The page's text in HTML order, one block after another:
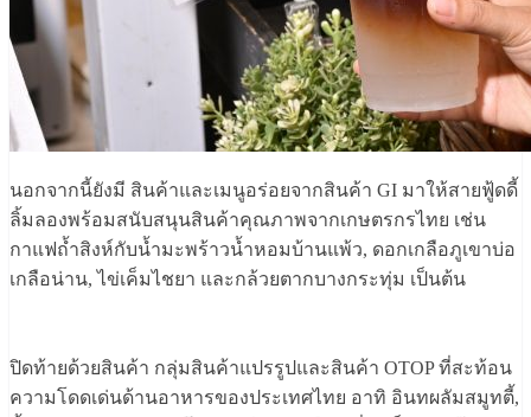
นอกจากนี้ยังมี สินค้าและเมนูอร่อยจากสินค้า GI มาให้สายฟู้ดดี้
ลิ้มลองพร้อมสนับสนุนสินค้าคุณภาพจากเกษตรกรไทย เช่น
กาแฟถ้ำสิงห์กับน้ำมะพร้าวน้ำหอมบ้านแพ้ว, ดอกเกลือภูเขาบ่อ
เกลือน่าน, ไข่เค็มไชยา และกล้วยตากบางกระทุ่ม เป็นต้น
ปิดท้ายด้วยสินค้า กลุ่มสินค้าแปรรูปและสินค้า OTOP ที่สะท้อน
ความโดดเด่นด้านอาหารของประเทศไทย อาทิ อินทผลัมสมูทตี้,